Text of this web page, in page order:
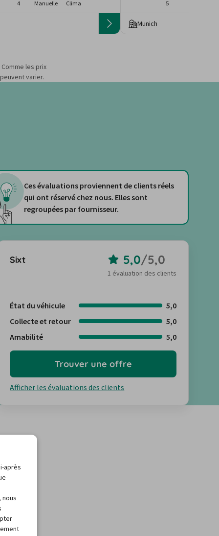
4 Manuelle Clima 5
Munich
les prix
varier.
Ces évaluations proviennent de clients réels
qui ont réservé chez nous. Elles sont
regroupées par fournisseur.
Sixt 5,0/5,0
1 évaluation des clients
État du véhicule
5,0
Collecte et retour
5,0
Amabilité
5,0
Afficher les évaluations des clients
Trouver une offre
après
nous